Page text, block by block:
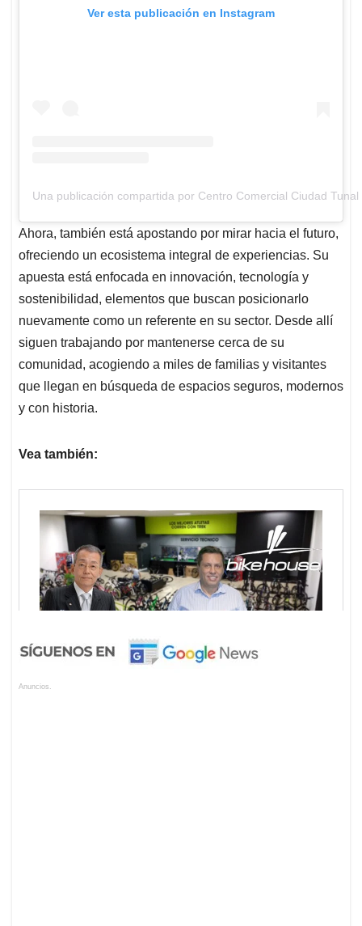
Ver esta publicación en Instagram
Una publicación compartida por Centro Comercial Ciudad
Ahora, también está apostando por mirar hacia el futuro,
ofreciendo un ecosistema integral de experiencias. Su
apuesta está enfocada en innovación, tecnología y
sostenibilidad, elementos que buscan posicionarlo
nuevamente como un referente en su sector. Desde allí
siguen trabajando por mantenerse cerca de su
comunidad, acogiendo a miles de familias y visitantes
que llegan en búsqueda de espacios seguros, modernos
y con historia.
Vea también:
Anuncios.